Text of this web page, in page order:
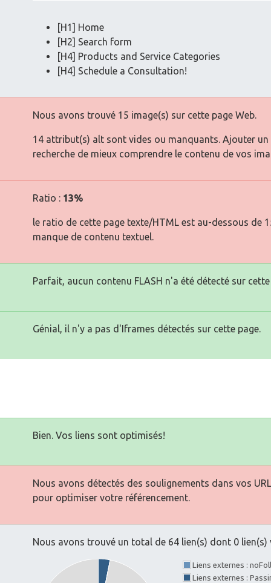
[H1] Home
[H2] Search form
[H4] Products and Service Categories
[H4] Schedule a Consultation!
Nous avons trouvé 15 image(s) sur cette page Web.
14 attribut(s) alt sont vides ou manquants. Ajouter
recherche de mieux comprendre le contenu de vos
Ratio : 13%
le ratio de cette page texte/HTML est au-dessous de
manque de contenu textuel.
Parfait, aucun contenu FLASH n'a été détecté sur cette
Génial, il n'y a pas d'Iframes détectés sur cette page.
Bien. Vos liens sont optimisés!
Nous avons détectés des soulignements dans vos
pour optimiser votre référencement.
Nous avons trouvé un total de 64 lien(s) dont 0 lien(s)
Liens externes :
Liens externes :